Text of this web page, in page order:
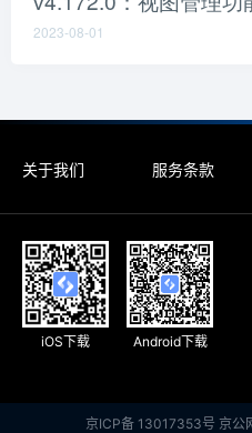
2023-08-01
关于我们 服务条款
iOS下载 Android下载
京ICP备 13017353号 京公